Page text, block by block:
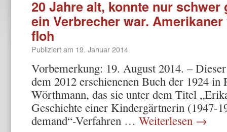
20 Jahre alt, konnte nur schwer
ein Verbrecher war.
floh
Publiziert am 19. Januar 2014
Vorbemerkung: 19. August 2014. –
dem 2012 erschienenen Buch der 1924 in
Wörthmann, das sie unter dem Titel
Geschichte einer Kindergärtnerin (1947-
demand“-Verfahren … Weiterlesen →